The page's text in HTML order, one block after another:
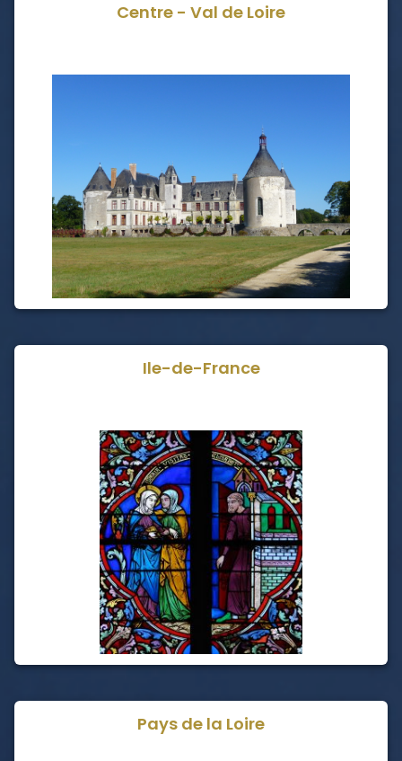
Centre - Val de Loire
Ile-de-France
Pays de la Loire